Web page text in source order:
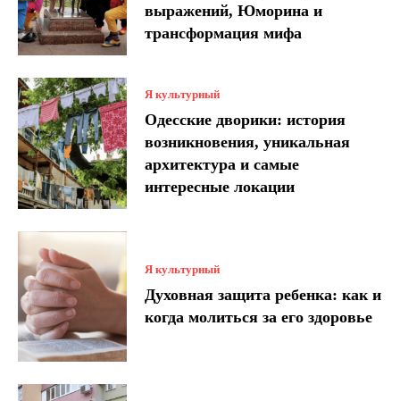
выражений, Юморина и
трансформация мифа
Я культурный
Одесские дворики: история
возникновения, уникальная
архитектура и самые
интересные локации
Я культурный
Духовная защита ребенка: как и
когда молиться за его здоровье